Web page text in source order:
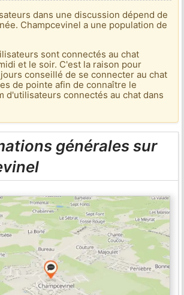
dans une discussion dépend de
Champcevinel a une population de
sont connectés au chat
et le soir. C'est la raison pour
conseillé de se connecter au chat
de pointe afin de connaître le
d'utilisateurs connectés au chat dans
générales sur